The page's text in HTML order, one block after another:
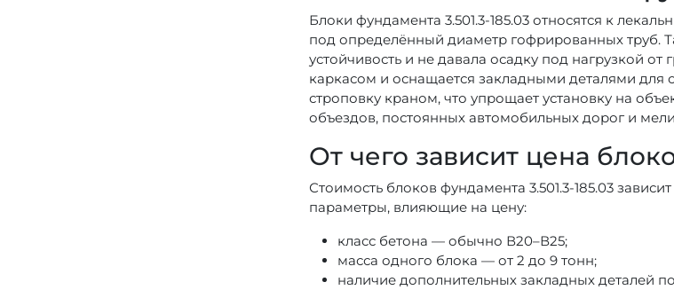
Блоки фундамента 3.501.3-185.03 относятся к
под определённый диаметр гофрированных труб.
устойчивость и не давала осадку под нагрузкой
каркасом и оснащается закладными деталями
строповку краном, что упрощает установку на
объездов, постоянных автомобильных дорог и
От чего зависит цена
Стоимость блоков фундамента 3.501.3-185.03
параметры, влияющие на цену:
класс бетона — обычно В20–В25;
масса одного блока — от 2 до 9 тонн;
наличие дополнительных закладных деталей